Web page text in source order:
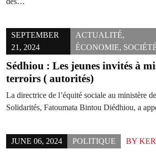
SEPTEMBER
21, 2024
ACTUALITÉ,
ÉCONOMIE,
Sédhiou : Les jeunes invités à
terroirs ( autorités)
La directrice de l’équité sociale au ministère
Solidarités, Fatoumata Bintou Diédhiou, a
JUNE 06, 2024 POLITIQUE BY